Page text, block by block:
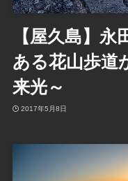
【屋久島】
ある花山歩道
来光～
2017年5月8日